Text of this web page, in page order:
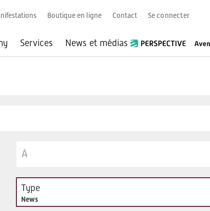
Services News et médias
Boutique en ligne Contact Se connecter
Type
News